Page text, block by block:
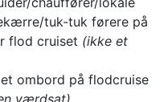
tuk-tuk førere på
flod cruiset (ikke et
ombord på flodcruise